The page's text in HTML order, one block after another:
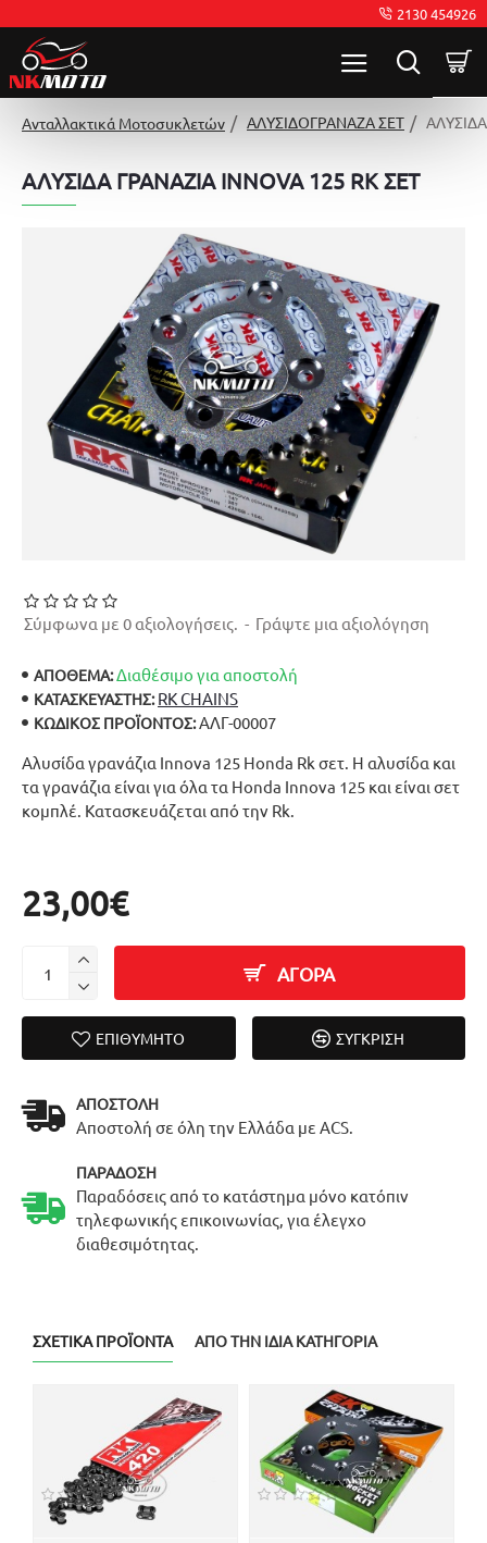
2130 454926
Ανταλλακτικά Μοτοσυκλετών ΑΛΥΣΙΔΟΓΡΑΝΑΖΑ ΣΕΤ
ΑΛΥΣΙΔΑ ΓΡΑΝΑΖΙΑ INNOVA 125 RK ΣΕΤ
Αλυσίδα γρανάζια Innova 125 Honda Rk σετ. Η αλυσίδα και
τα γρανάζια είναι για όλα τα Honda Innova 125 και είναι σετ
κομπλέ. Κατασκευάζεται από την Rk.
ΑΠΟΘΕΜΑ:Διαθέσιμο για αποστολή
ΚΑΤΑΣΚΕΥΑΣΤΉΣ: RK CHAINS
ΚΩΔΙΚΌΣ ΠΡΟΪΌΝΤΟΣ:ΑΛΓ-00007
Σύμφωνα με 0 αξιολογήσεις. - Γράψτε μια αξιολόγηση
23,00€
ΑΓΟΡΑ
ΕΠΙΘΥΜΗΤΌ ΣΎΓΚΡΙΣΗ
ΑΠΟΣΤΟΛΉ
Αποστολή σε όλη την Ελλάδα με ACS.
ΠΑΡΆΔΟΣΗ
Παραδόσεις από το κατάστημα μόνο κατόπιν
τηλεφωνικής επικοινωνίας, για έλεγχο
διαθεσιμότητας.
ΣΧΕΤΙΚΆ ΠΡΟΪΌΝΤΑ ΑΠΌ ΤΗΝ ΊΔΙΑ ΚΑΤΗΓΟΡΊΑ